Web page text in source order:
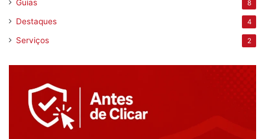
Guias 8
Destaques 4
Serviços 2